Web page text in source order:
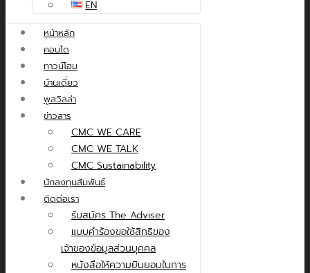
EN
หน้าหลัก
คอนโด
ทาวน์โฮม
บ้านเดี่ยว
พูลวิลล่า
ข่าวสาร
CMC WE CARE
CMC WE TALK
CMC Sustainability
นักลงทุนสัมพันธ์
ติดต่อเรา
รับสมัคร The Adviser
แบบคำร้องขอใช้สิทธิของ
เจ้าของข้อมูลส่วนบุคคล
หนังสือให้ความยินยอมในการ